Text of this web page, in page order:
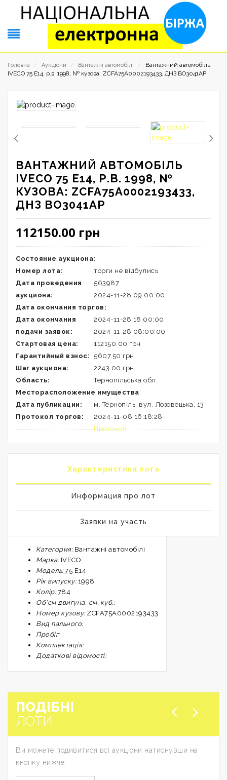
Головна / Аукціони / Вантажні автомобілі /
Вантажний автомобіль
IVECO 75 Е14, р.в. 1998, № кузова: ZCFA75A0002193433, ДНЗ ВО3041АР
ВАНТАЖНИЙ АВТОМОБІЛЬ
IVECO 75 Е14, Р.В. 1998, №
КУЗОВА: ZCFA75A0002193433,
ДНЗ ВО3041АР
112150.00 грн
Состояние аукциона:
торги не відбулись
Номер лота:
563987
Дата проведения
аукциона:
2024-11-28 09:00:00
Дата окончания торгов:
2024-11-28 18:00:00
Дата окончания
подачи заявок:
2024-11-28 08:00:00
Стартовая цена:
112150.00 грн
Гарантийный взнос:
5607.50 грн
Шаг аукциона:
2243.00 грн
Область:
Тернопільська обл.
Месторасположение имущества
м. Тернопіль, вул. Лозовецька, 13
Дата публикации:
2024-11-08 16:18:28
Протокол торгов:
Протокол
Характеристика лота
Информация про лот
Заявки на участь
Категория:Вантажні автомобілі
Марка:IVECO
Mодель:75 Е14
Pік випуску:1998
Колір:784
Oб'єм двигуна, см. куб.:
Номер кузову:ZCFA75A0002193433
Вид пального:
Пробіг:
Комплектація:
Додаткові відомості:
ПОДІБНІ
ЛОТИ
Ви можете подивитися всі аукціони натиснувши на
кнопку нижче